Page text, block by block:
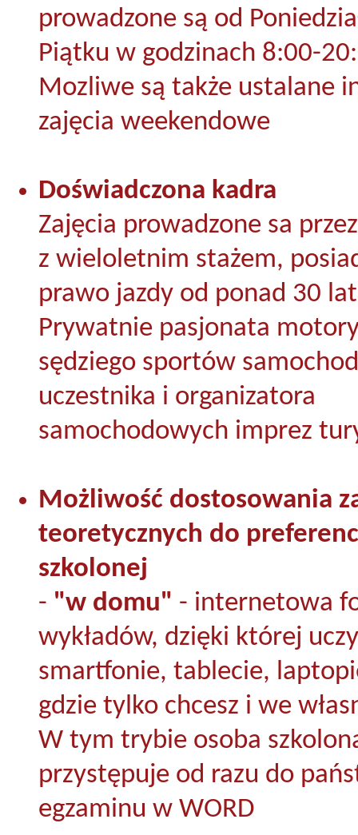
prowadzone są od
Piątku w godzinach 8:00-
Mozliwe są także ustalane
zajęcia weekendowe
Doświadczona kadra
Zajęcia prowadzone sa
z wieloletnim stażem,
prawo jazdy od ponad 30
Prywatnie pasjonata
sędziego sportów
uczestnika i organizatora
samochodowych imprez
Możliwość dostosowania
teoretycznych do
szkolonej
- "w domu" - internetowa
wykładów, dzięki której
smartfonie, tablecie,
gdzie tylko chcesz i we
W tym trybie osoba
przystępuje od razu do
egzaminu w WORD